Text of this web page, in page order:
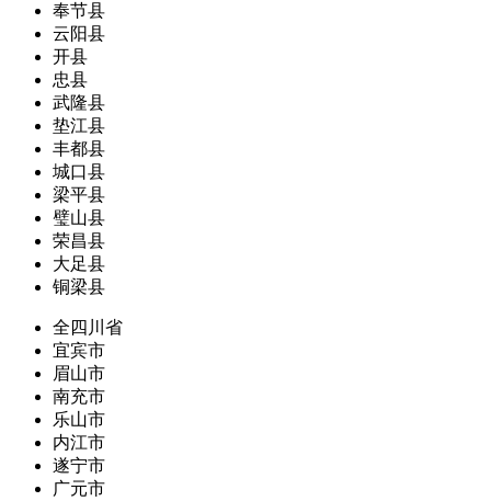
奉节县
云阳县
开县
忠县
武隆县
垫江县
丰都县
城口县
梁平县
璧山县
荣昌县
大足县
铜梁县
全四川省
宜宾市
眉山市
南充市
乐山市
内江市
遂宁市
广元市